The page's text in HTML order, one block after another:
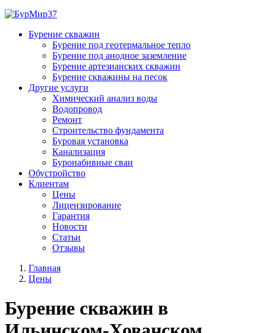
Бурение скважин
Бурение под геотермальное тепло
Бурение под анодное заземление
Бурение артезианских скважин
Бурение скважины на песок
Другие услуги
Химический анализ воды
Водопровод
Ремонт
Строительство фундамента
Буровая установка
Канализация
Буронабивные сваи
Обустройство
Клиентам
Цены
Лицензирование
Гарантия
Новости
Статьи
Отзывы
Главная
Цены
Бурение скважин в